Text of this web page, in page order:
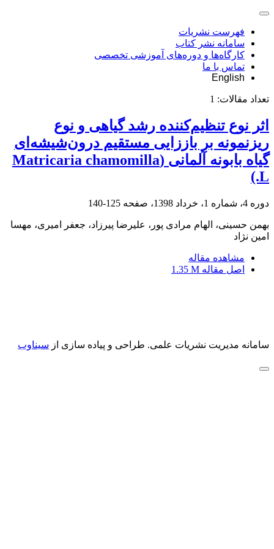
فهرست نشریات
سامانه نشر کتاب
کارگاه‌ها و دوره‌های آموزشی تخصصی
تماس با ما
English
تعداد مقالات: 1
اثر نوع تنظیم‌کننده رشد گیاهی و نوع
ریزنمونه بر باززایی مستقیم درون‌شیشه‌ای
گیاه بابونه آلمانی (Matricaria chamomilla
L.)
دوره 4، شماره 1، خرداد 1398، صفحه 125-140
بهمن حسینی، الهام مرادی پور، علیرضا پیرزاد، جعفر امیری، مهسا
امین نژاد
مشاهده مقاله
اصل مقاله 1.35 M
سامانه مدیریت نشریات علمی. طراحی و پیاده سازی از سیناوب